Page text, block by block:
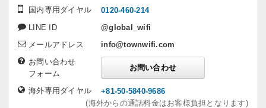
国内専用ダイヤル
0120-460-214
LINE ID
@global_wifi
メールアドレス
info@townwifi.com
お問い合わせ
フォーム
お問い合わせ
海外専用ダイヤル
+81-50-5840-9686
(海外からの通話料金はお客様負担となります)